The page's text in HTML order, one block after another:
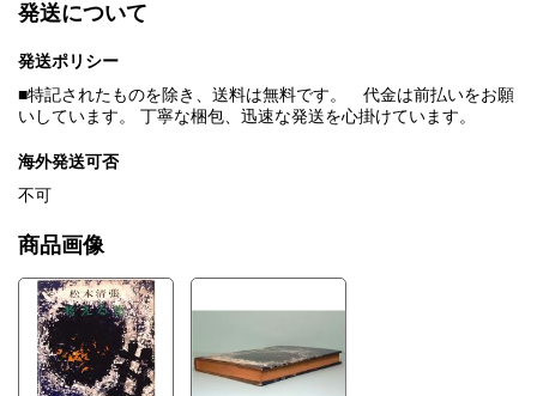
発送について
発送ポリシー
■特記されたものを除き、送料は無料です。 代金は前払いをお願
いしています。 丁寧な梱包、迅速な発送を心掛けています。
海外発送可否
不可
商品画像